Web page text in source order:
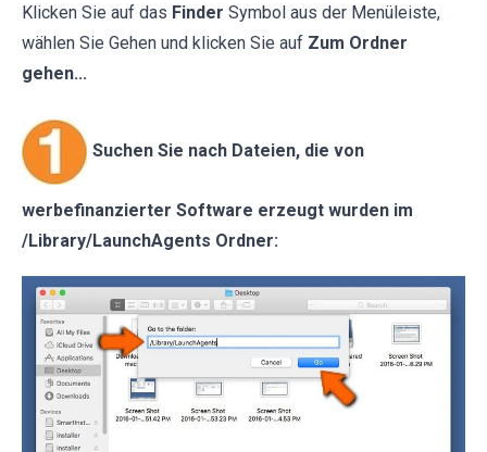
Klicken Sie auf das Finder Symbol aus der Menüleiste,
wählen Sie Gehen und klicken Sie auf Zum Ordner
gehen...
Suchen Sie nach Dateien, die von
werbefinanzierter Software erzeugt wurden im
/Library/LaunchAgents Ordner: